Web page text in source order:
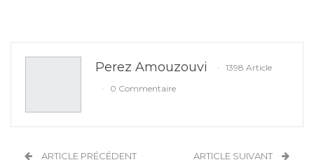
Perez Amouzouvi
1398 Article
0 Commentaire
ARTICLE PRÉCÉDENT ARTICLE SUIVANT